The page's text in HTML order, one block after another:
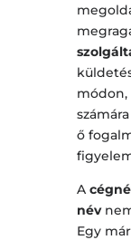
módon,
ő
A
név
Egy